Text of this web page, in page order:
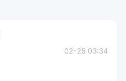
02-25 03:34